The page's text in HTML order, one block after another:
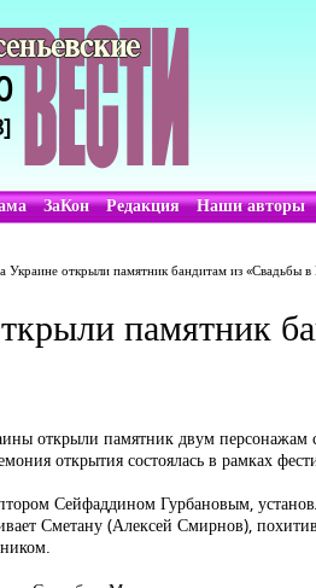
ЗаКон Редакция Наши авторы
Украине открыли памятник бандитам из «Свадьбы
памятник
открыли памятник двум
открытия состоялась в рамках
Сейфаддином Гурбановым,
Сметану (Алексей Смирнов),